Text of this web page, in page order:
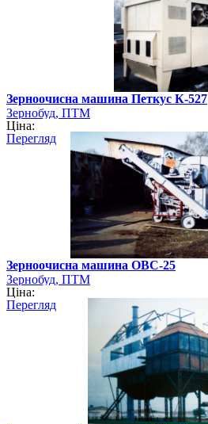
Зерноочисна машина Петкус К-527
Зернобуд, ПТМ
Ціна:
Перегляд
Зерноочисна машина ОВС-25
Зернобуд, ПТМ
Ціна:
Перегляд